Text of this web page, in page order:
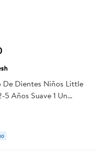
De Dientes Niños Little
5 Años Suave 1 Un